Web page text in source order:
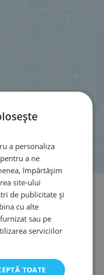
a personaliza
a ne
împărtășim
site-ului
de publicitate și
cu alte
sau pe
serviciilor
TOATE